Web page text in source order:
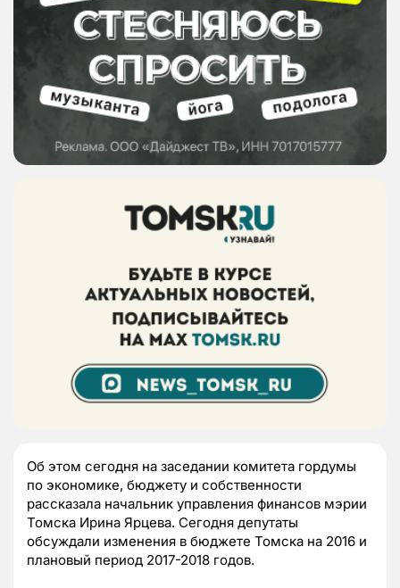
Об этом сегодня на заседании комитета гордумы
по экономике, бюджету и собственности
рассказала начальник управления финансов мэрии
Томска Ирина Ярцева. Сегодня депутаты
обсуждали изменения в бюджете Томска на 2016 и
плановый период 2017-2018 годов.